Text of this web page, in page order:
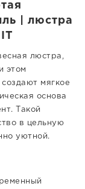
| люстра
люстра,
этом
мягкое
основа
Такой
в цельную
уютной.